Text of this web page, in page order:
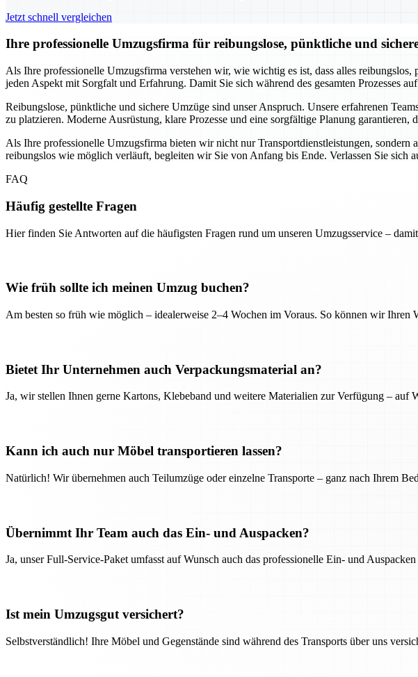
Jetzt schnell vergleichen
Ihre professionelle Umzugsfirma für reibungslose, pünktliche und
Als Ihre professionelle Umzugsfirma verstehen wir, wie wichtig es ist, dass alles
jeden Aspekt mit Sorgfalt und Erfahrung. Damit Sie sich während des gesamten Prozesses
Reibungslose, pünktliche und sichere Umzüge sind unser Anspruch. Unsere erfahrenen
zu platzieren. Moderne Ausrüstung, klare Prozesse und eine sorgfältige Planung
Als Ihre professionelle Umzugsfirma bieten wir nicht nur Transportdienstleistungen,
reibungslos wie möglich verläuft, begleiten wir Sie von Anfang bis Ende. Verlassen Sie
FAQ
Häufig gestellte Fragen
Hier finden Sie Antworten auf die häufigsten Fragen rund um unseren Umzugsservice –
Wie früh sollte ich meinen Umzug buchen?
Am besten so früh wie möglich – idealerweise 2–4 Wochen im Voraus. So können wir Ihren
Bietet Ihr Unternehmen auch Verpackungsmaterial an?
Ja, wir stellen Ihnen gerne Kartons, Klebeband und weitere Materialien zur Verfügung – auf
Kann ich auch nur Möbel transportieren lassen?
Natürlich! Wir übernehmen auch Teilumzüge oder einzelne Transporte – ganz nach Ihrem
Übernimmt Ihr Team auch das Ein- und Auspacken?
Ja, unser Full-Service-Paket umfasst auf Wunsch auch das professionelle Ein- und
Ist mein Umzugsgut versichert?
Selbstverständlich! Ihre Möbel und Gegenstände sind während des Transports über uns